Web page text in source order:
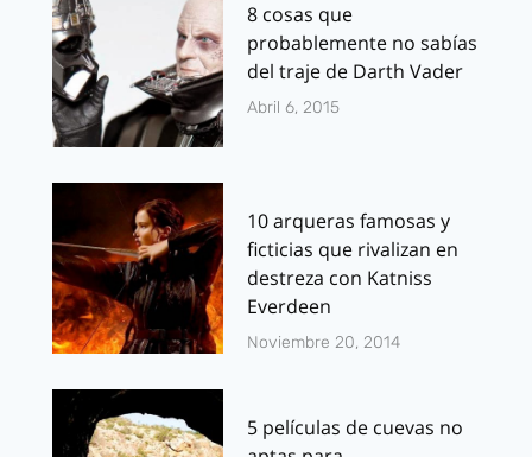
8 cosas que
probablemente no sabías
del traje de Darth Vader
Abril 6, 2015
10 arqueras famosas y
ficticias que rivalizan en
destreza con Katniss
Everdeen
Noviembre 20, 2014
5 películas de cuevas no